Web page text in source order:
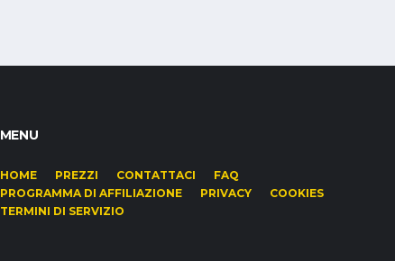
MENU
HOME PREZZI CONTATTACI
FAQ
PROGRAMMA DI AFFILIAZIONE
PRIVACY
COOKIES
TERMINI DI SERVIZIO